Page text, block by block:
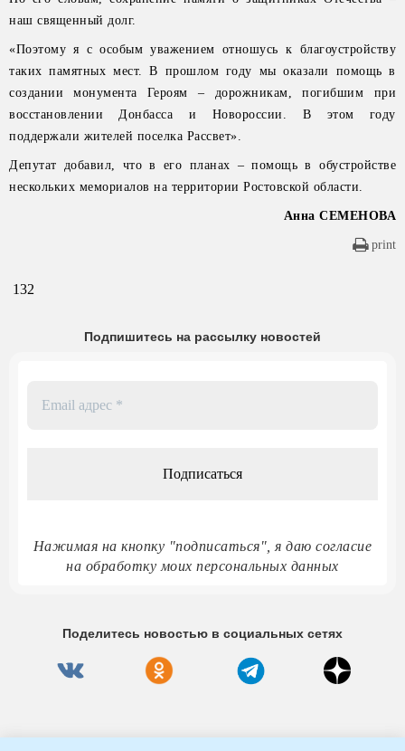
наш священный долг.
«Поэтому я с особым уважением отношусь к благоустройству
таких памятных мест. В прошлом году мы оказали помощь в
создании монумента Героям – дорожникам, погибшим при
восстановлении Донбасса и Новороссии. В этом году
поддержали жителей поселка Рассвет».
Депутат добавил, что в его планах – помощь в обустройстве
нескольких мемориалов на территории Ростовской области.
Анна СЕМЕНОВА
print
132
Подпишитесь на рассылку новостей
Нажимая на кнопку "подписаться", я даю согласие
на обработку моих персональных данных
Поделитесь новостью в социальных сетях